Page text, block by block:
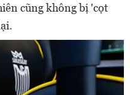
cũng không bị 'cọt